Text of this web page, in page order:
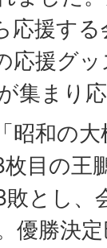
応援す
応援グ
集まり
昭和の
目の王
とし、
優勝決